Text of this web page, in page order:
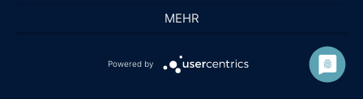
0172 / 53 63 946
KONTAKT
MEHR
Powered by